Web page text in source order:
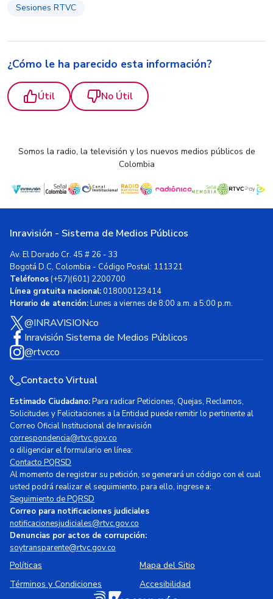
Sesiones RTVC
¿Cómo le ha parecido esta información?
Útil No Útil
Somos la radio, la televisión y los nuevos medios públicos de
Colombia
Inravisión - Sistema de Medios Públicos
Av. El Dorado Cr. 45 # 26 - 33
Bogotá D.C, Colombia - Código Postal: 111321
Teléfonos(+57)(601) 2200700
Línea gratuita nacional:018000123414
Horario de atención:Lunes a viernes de 8:00 a.m. a 5:00 p.m.
@INRAVISIONco
Inravisión Sistema de Medios Públicos
@rtvcco
Contacto Virtual
Estimado Ciudadano:Para radicar Peticiones, Quejas, Reclamos,
Solicitudes y Felicitaciones a la Entidad puede remitir lo pertinente al
Correo Oficial Institucional de Inravisión
correspondencia@rtvc.gov.co
o diligenciar el formulario en línea:
Contacto PQRSD
Al momento de registrar su petición, se generará un código con el cual
usted podrá realizar el seguimiento, para ello, ingrese a:
Seguimiento de PQRSD
Correo para notificaciones judiciales
notificacionesjudiciales@rtvc.gov.co
Denuncias por actos de corrupción:
soytransparente@rtvc.gov.co
Políticas
Mapa del Sitio
Términos y Condiciones
Accesibilidad